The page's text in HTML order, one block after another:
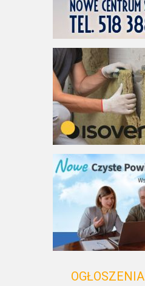
OGŁOSZENIA